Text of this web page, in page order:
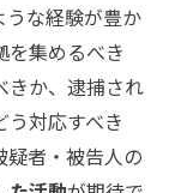
うな経験が豊か
を集めるべき
きか、逮捕され
う対応すべき
疑者・被告人の